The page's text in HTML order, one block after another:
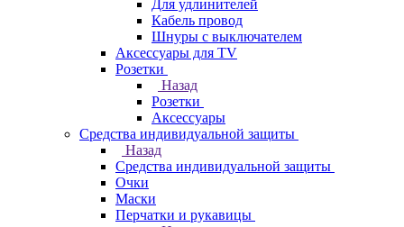
Для удлинителей
Кабель провод
Шнуры с выключателем
Аксессуары для TV
Розетки
Назад
Розетки
Аксессуары
Средства индивидуальной защиты
Назад
Средства индивидуальной защиты
Очки
Маски
Перчатки и рукавицы